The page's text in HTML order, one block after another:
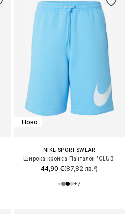
Ново
NIKE SPORTSWEAR
Широка кройка Панталон 'CLUB'
44,90 €(87,82 лв.³)
+7